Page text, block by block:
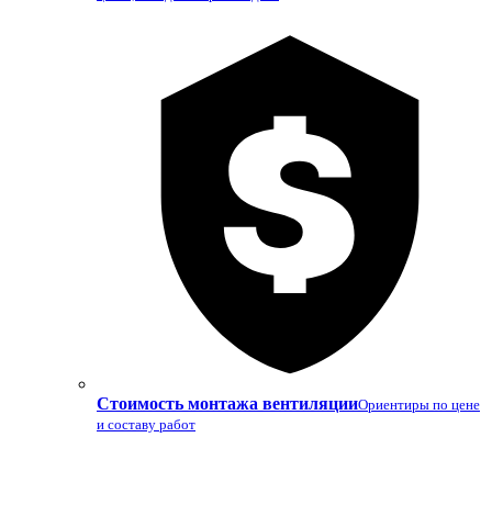
Стоимость монтажа вентиляцииОриентиры по цене
и составу работ